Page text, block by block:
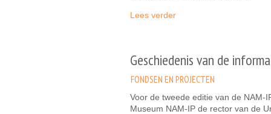
Lees verder
Geschiedenis van de
FONDSEN EN PROJECTEN
Voor de tweede editie van de NAM-
Museum NAM-IP de rector van de